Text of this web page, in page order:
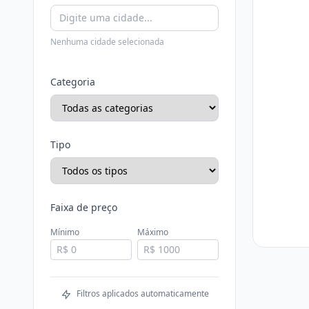
Nenhuma cidade selecionada
Categoria
Tipo
Faixa de preço
Mínimo Máximo
Filtros aplicados automaticamente